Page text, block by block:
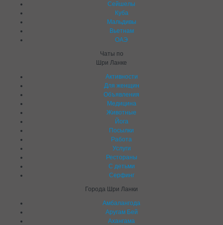
Сейшелы
Куба
Мальдивы
Вьетнам
ОАЭ
Чаты по
Шри Ланке
Активности
Для женщин
Объявления
Медицина
Животные
Йога
Посылки
Работа
Услуги
Рестораны
C детьми
Серфинг
Города Шри Ланки
Амбалангода
Аругам Бей
Ахангама